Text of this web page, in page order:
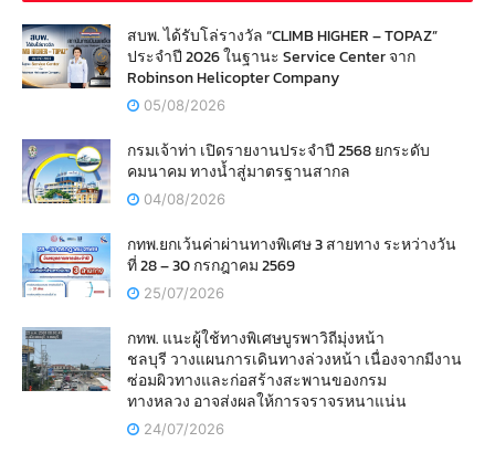
สบพ. ได้รับโล่รางวัล “CLIMB HIGHER – TOPAZ”
ประจำปี 2026 ในฐานะ Service Center จาก
Robinson Helicopter Company
05/08/2026
กรมเจ้าท่า เปิดรายงานประจำปี 2568 ยกระดับ
คมนาคม ทางน้ำสู่มาตรฐานสากล
04/08/2026
กทพ.ยกเว้นค่าผ่านทางพิเศษ 3 สายทาง ระหว่างวัน
ที่ 28 – 30 กรกฎาคม 2569
25/07/2026
กทพ. แนะผู้ใช้ทางพิเศษบูรพาวิถีมุ่งหน้า
ชลบุรี วางแผนการเดินทางล่วงหน้า เนื่องจากมีงาน
ซ่อมผิวทางและก่อสร้างสะพานของกรม
ทางหลวง อาจส่งผลให้การจราจรหนาแน่น
24/07/2026